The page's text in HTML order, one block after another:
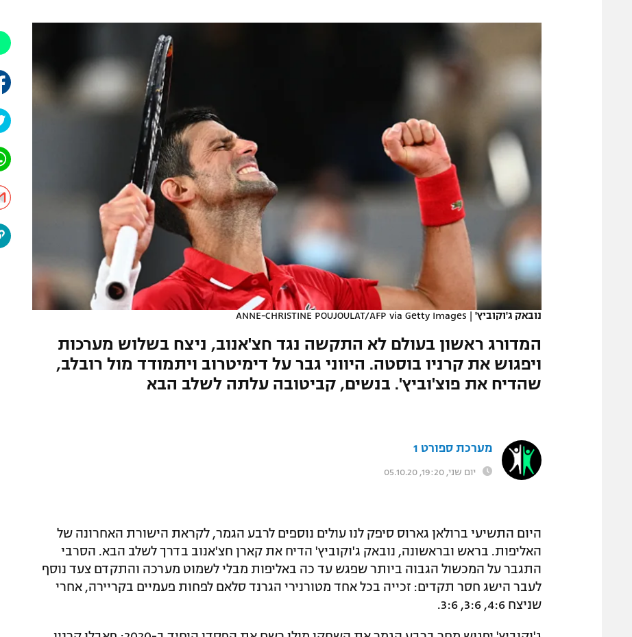
תקנון משתתפים וזוכים בפרסים
תקנון עבור פעילות ספורט 1 – "מרלן"
תנאי שימוש
מדיניות פרטיות
תקנון פעילות ספורט 1
רשיון להקרנה פומבית לבית עסק
הצטרפות לחבילת הערוצים
לוח דרושים – ג'ובנט
המגזין
הפועל תל אביב
ליגה סינית
ליגה ברזילאית
נובאק ג'וקוביץ' |
ANNE-CHRISTINE POUJOULAT/AFP via Getty Images
המדורג ראשון בעולם לא התקשה נגד חצ'אנוב, ניצח בשלוש מערכות
ויפגוש את קרניו בוסטה. היווני גבר על דימיטרוב ויתמודד מול רובלב,
שהדיח את פוצ'וביץ'. בנשים, קביטובה עלתה לשלב הבא
מערכת ספורט 1
יום שני, 19:20, 05.10.20
היום התשיעי ברולאן גארוס סיפק לנו עולים נוספים לרבע הגמר, לקראת הישורת האחרונה של
האליפות. בראש ובראשונה, נובאק ג'וקוביץ' הדיח את קארן חצ'אנוב בדרך לשלב הבא. הסרבי
התגבר על המכשול הגבוה ביותר שפגש עד כה באליפות מבלי לשמוט מערכה והתקדם צעד נוסף
לעבר הישג חסר תקדים: זכייה בכל אחד מטורנירי הגרנד סלאם לפחות פעמיים בקריירה, אחרי
שניצח 4:6, 3:6, 3:6.